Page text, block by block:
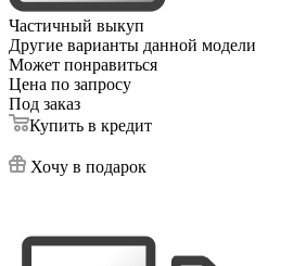
Частичный выкуп
Другие варианты данной модели
Может понравиться
Цена по запросу
Под заказ
Купить в кредит
Хочу в подарок